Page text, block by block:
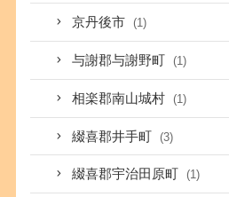
京丹後市 (1)
与謝郡与謝野町 (1)
相楽郡南山城村 (1)
綴喜郡井手町 (3)
綴喜郡宇治田原町 (1)